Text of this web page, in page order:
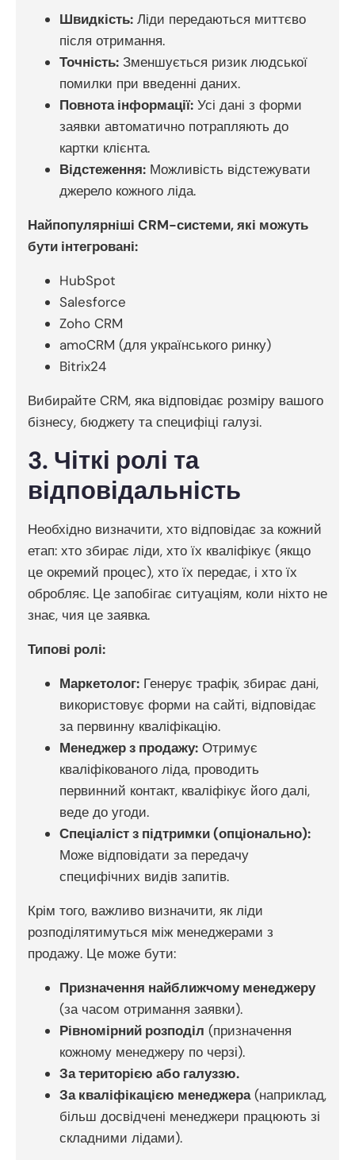
Швидкість: Ліди передаються миттєво
після отримання.
Точність: Зменшується ризик людської
помилки при введенні даних.
Повнота інформації: Усі дані з форми
заявки автоматично потрапляють до
картки клієнта.
Відстеження: Можливість відстежувати
джерело кожного ліда.
Найпопулярніші CRM-системи, які можуть
бути інтегровані:
HubSpot
Salesforce
Zoho CRM
amoCRM (для українського ринку)
Bitrix24
Вибирайте CRM, яка відповідає розміру вашого
бізнесу, бюджету та специфіці галузі.
3. Чіткі ролі та
відповідальність
Необхідно визначити, хто відповідає за кожний
етап: хто збирає ліди, хто їх кваліфікує (якщо
це окремий процес), хто їх передає, і хто їх
обробляє. Це запобігає ситуаціям, коли ніхто не
знає, чия це заявка.
Типові ролі:
Маркетолог: Генерує трафік, збирає дані,
використовує форми на сайті, відповідає
за первинну кваліфікацію.
Менеджер з продажу: Отримує
кваліфікованого ліда, проводить
первинний контакт, кваліфікує його далі,
веде до угоди.
Спеціаліст з підтримки (опціонально):
Може відповідати за передачу
специфічних видів запитів.
Крім того, важливо визначити, як ліди
розподілятимуться між менеджерами з
продажу. Це може бути:
Призначення найближчому менеджеру
(за часом отримання заявки).
Рівномірний розподіл (призначення
кожному менеджеру по черзі).
За територією або галуззю.
За кваліфікацією менеджера(наприклад,
більш досвідчені менеджери працюють зі
складними лідами).